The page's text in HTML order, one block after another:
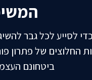
לסייע לכל גבר
ביטחונם